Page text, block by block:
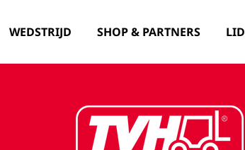
WEDSTRIJD SHOP & PARTNERS